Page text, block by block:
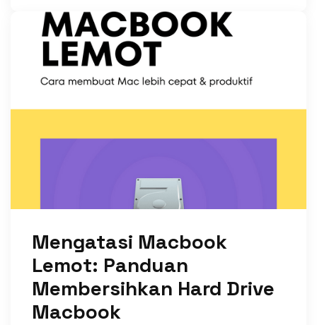
Mengatasi Macbook
Lemot: Panduan
Membersihkan Hard Drive
Macbook